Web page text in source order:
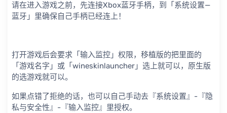
请在进入游戏之前，先连接Xbox蓝牙手柄，到「系统设置—
蓝牙」里确保自己手柄已经连上！
打开游戏后会要求「输入监控」权限，移植版的把里面的
「游戏名字」或「wineskinlauncher」选上就可以，原生版
的选游戏就可以。
如果点错了拒绝的话，也可以自己手动去『系统设置』-『隐
私与安全性』-『输入监控』里授权。